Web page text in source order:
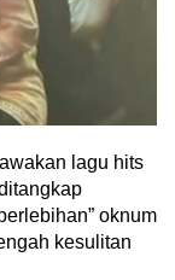
lagu hits
oknum
kesulitan